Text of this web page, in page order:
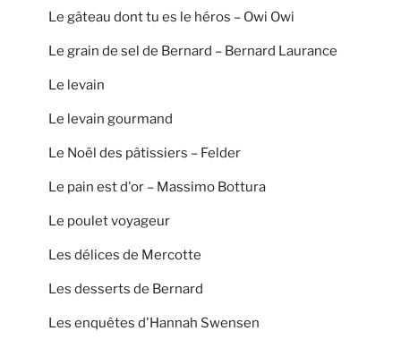
Le gâteau dont tu es le héros – Owi Owi
Le grain de sel de Bernard – Bernard Laurance
Le levain
Le levain gourmand
Le Noël des pâtissiers – Felder
Le pain est d'or – Massimo Bottura
Le poulet voyageur
Les délices de Mercotte
Les desserts de Bernard
Les enquêtes d'Hannah Swensen